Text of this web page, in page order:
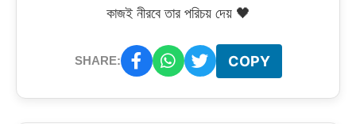
কাজই নীরবে তার পরিচয় দেয় 🖤
SHARE: COPY